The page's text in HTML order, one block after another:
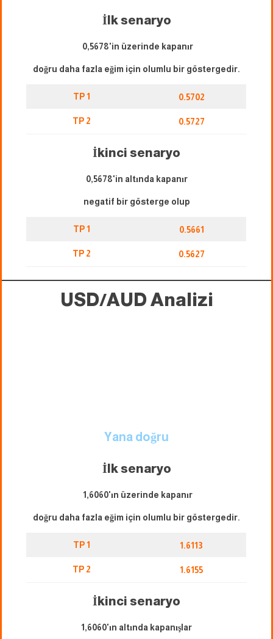
İlk senaryo
0,5678'in üzerinde kapanır
doğru daha fazla eğim için olumlu bir göstergedir.
TP 1 0.5702
TP 2 0.5727
İkinci senaryo
0,5678'in altında kapanır
negatif bir gösterge olup
TP 1 0.5661
TP 2 0.5627
USD/AUD Analizi
Yana doğru
İlk senaryo
1,6060'ın üzerinde kapanır
doğru daha fazla eğim için olumlu bir göstergedir.
TP 1 1.6113
TP 2 1.6155
İkinci senaryo
1,6060'ın altında kapanışlar